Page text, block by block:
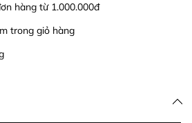
hàng từ 1.000.000đ
trong giỏ hàng